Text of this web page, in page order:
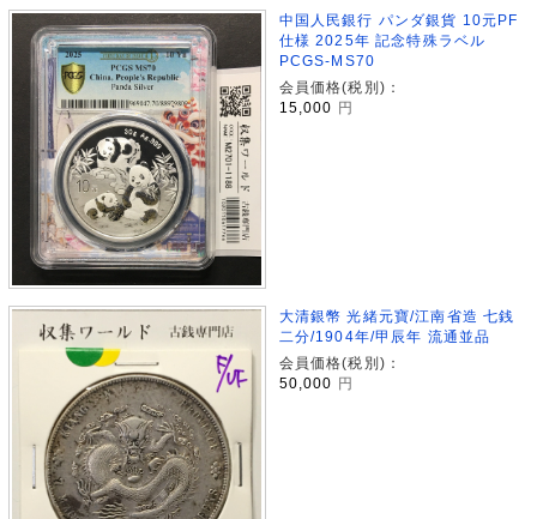
中国人民銀行 パンダ銀貨 10元PF
仕様 2025年 記念特殊ラベル
PCGS-MS70
会員価格(税別)：
15,000 円
大清銀幣 光緒元寶/江南省造 七銭
二分/1904年/甲辰年 流通並品
会員価格(税別)：
50,000
円